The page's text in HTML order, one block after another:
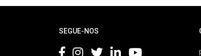
SEGUE-NOS